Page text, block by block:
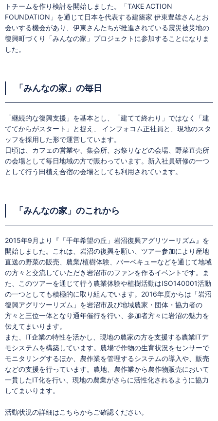
トチームを作り検討を開始しました。「TAKE ACTION
FOUNDATION」を通じて日本を代表する建築家 伊東豊雄さんとお
会いする機会があり、伊東さんたちが推進されている震災被災地の
復興町づくり「みんなの家」プロジェクトに参加することになりま
した。
「みんなの家」の毎日
「継続的な復興支援」を基本とし、「建てて終わり」ではなく「建
ててからがスタート」と捉え、 インフォコム正社員と、現地のスタ
ッフを採用した形で運営しています。
日頃は、カフェの営業や、集会所、お祭りなどの会場、野菜直売所
の会場として毎日地域の方で賑わっています。新入社員研修の一つ
として行う田植え合宿の会場としても利用されています。
「みんなの家」のこれから
2015年9月より『「千年希望の丘」岩沼復興アグリツーリズム』を
開始しました。これは、岩沼の復興を願い、ツアー参加により産地
直送の野菜の販売、農業/植樹体験、バーベキューなどを通じて地域
の方々と交流していただき岩沼市のファンを作るイベントです。ま
た、このツアーを通じて行う農業体験や植樹活動はISO140001活動
の一つとしても積極的に取り組んでいます。2016年度からは「岩沼
復興アグリツーリズム」を岩沼市及び地域農家・団体・協力者の
方々と三位一体となり通年催行を行い、参加者方々に岩沼の魅力を
伝えてまいります。
また、IT企業の特性を活かし、現地の農家の方を支援する農業ITデ
モシステムを構築しています。農場で作物の生育状況をセンサーで
モニタリングするほか、農作業を管理するシステムの導入や、販売
などの支援を行っています。農地、農作業から農作物販売において
一貫したIT化を行い、現地の農業がさらに活性化されるように協力
してまいります。
活動状況の詳細はこちらからご確認ください。